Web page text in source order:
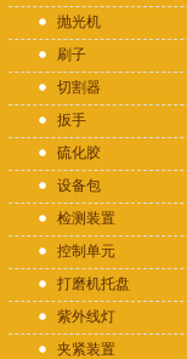
抛光机
刷子
切割器
扳手
硫化胶
设备包
检测装置
控制单元
打磨机托盘
紫外线灯
夹紧装置